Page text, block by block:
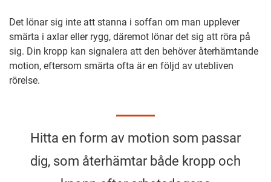
Det lönar sig inte att stanna i soffan om man upplever
smärta i axlar eller rygg, däremot lönar det sig att röra på
sig. Din kropp kan signalera att den behöver återhämtande
motion, eftersom smärta ofta är en följd av utebliven
rörelse.
Hitta en form av motion som passar
dig, som återhämtar både kropp och